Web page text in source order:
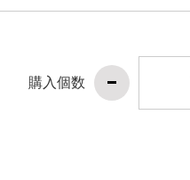
購入個数